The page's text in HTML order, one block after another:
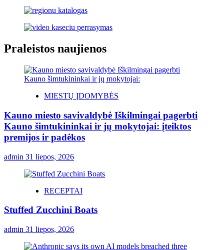
Praleistos naujienos
MIESTŲ ĮDOMYBĖS
Kauno miesto savivaldybė Iškilmingai pagerbti
Kauno šimtukininkai ir jų mokytojai: įteiktos
premijos ir padėkos
admin 31 liepos, 2026
RECEPTAI
Stuffed Zucchini Boats
admin 31 liepos, 2026